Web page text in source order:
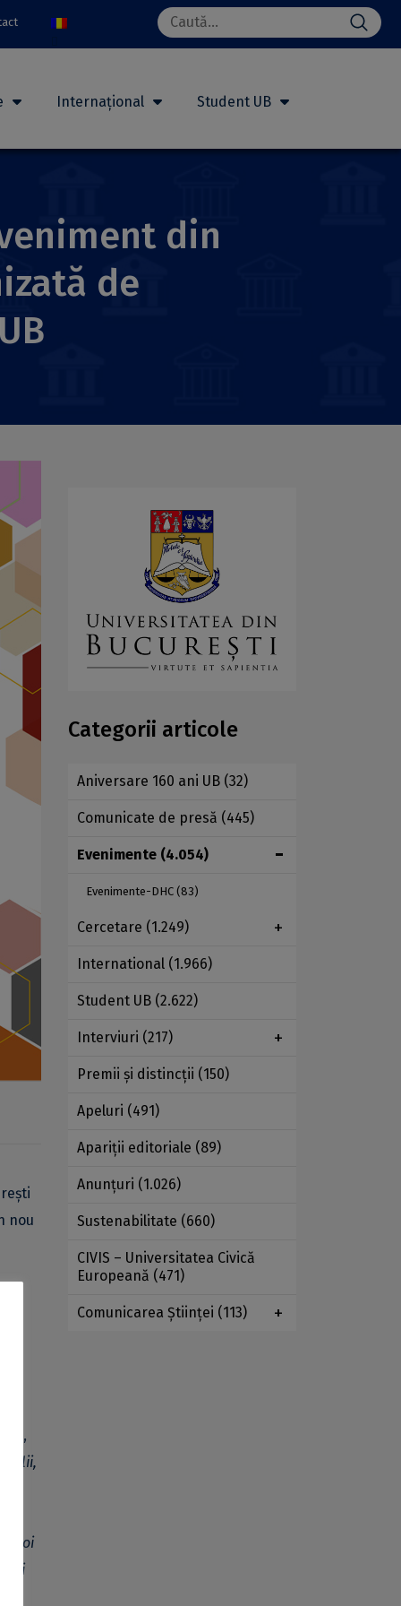
Search
for:
Internațional Student UB
din
de
nou
și
Noi
Categorii articole
Aniversare 160 ani UB (32)
Comunicate de presă (445)
Evenimente (4.054)
Evenimente-DHC (83)
Cercetare (1.249)
International (1.966)
Student UB (2.622)
Interviuri (217)
Premii şi distincţii (150)
Apeluri (491)
Apariţii editoriale (89)
Anunţuri (1.026)
Sustenabilitate (660)
CIVIS – Universitatea Civică
Europeană (471)
Comunicarea Ştiinţei (113)